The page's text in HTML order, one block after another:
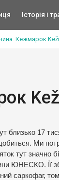
Історія і
Кежмарок
17
Ми
тут значно
ЮНЕСКО. Її
саркофаг,